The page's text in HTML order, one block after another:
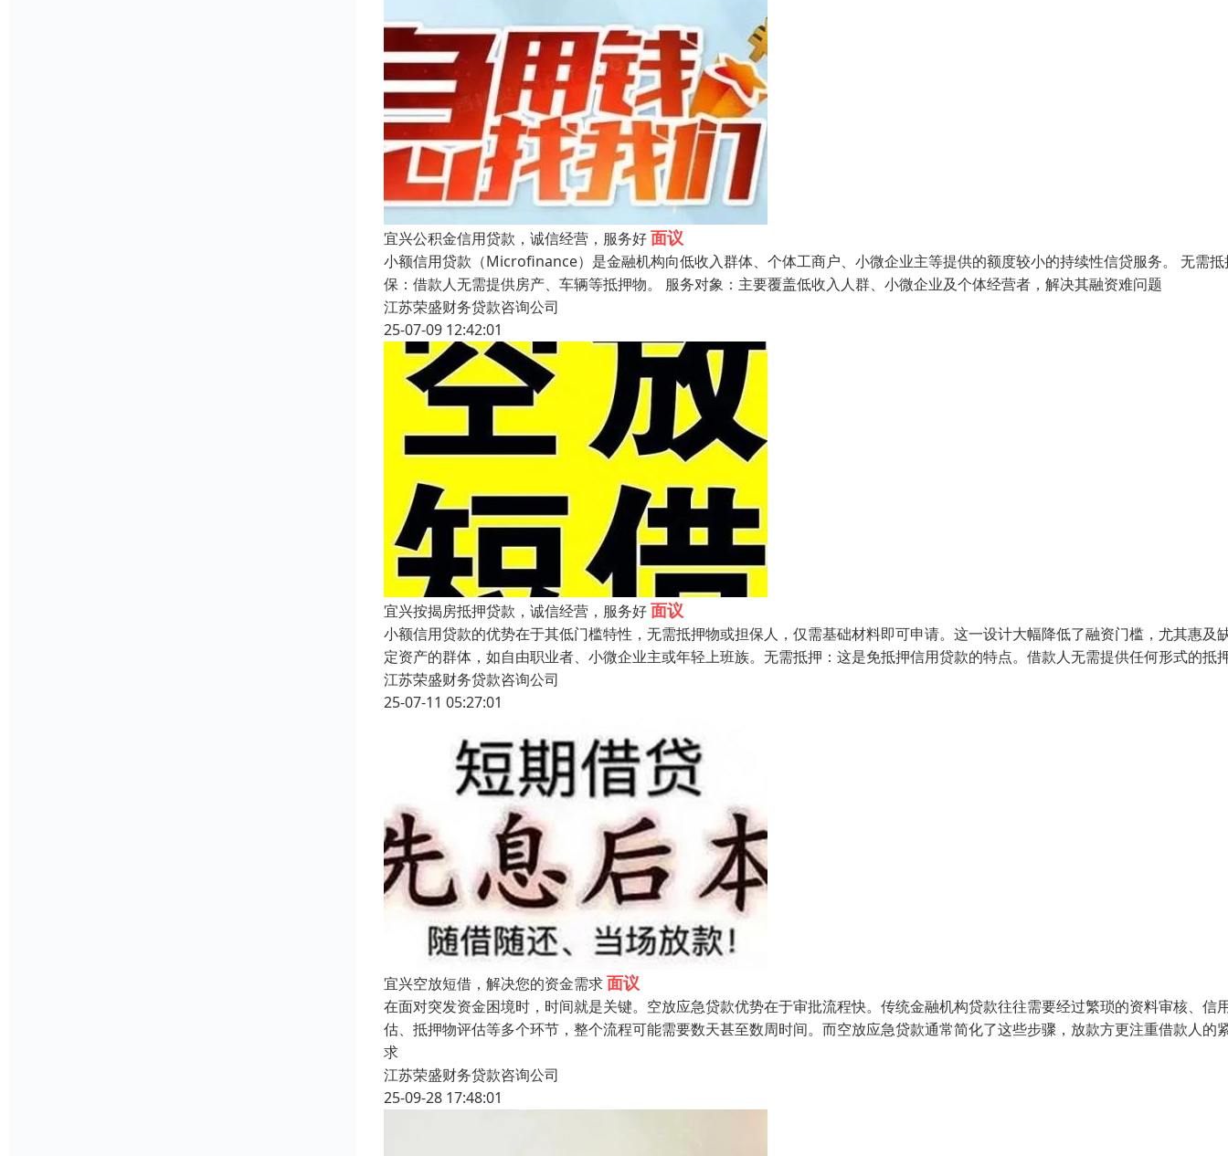
宜兴公积金信用贷款，诚信经营，服务好面议
小额信用贷款（Microfinance）是金融机构向低收入群体、个体工商户、小微企业主等提供的额度较小的持续性信贷服务。 无需抵
保：借款人无需提供房产、车辆等抵押物。 服务对象：主要覆盖低收入人群、小微企业及个体经营者，解决其融资难问题
江苏荣盛财务贷款咨询公司
25-07-09 12:42:01
宜兴按揭房抵押贷款，诚信经营，服务好面议
小额信用贷款的优势在于其低门槛特性，无需抵押物或担保人，仅需基础材料即可申请。这一设计大幅降低了融资门槛，尤其惠及
定资产的群体，如自由职业者、小微企业主或年轻上班族。无需抵押：这是免抵押信用贷款的特点。借款人无需提供任何形式的抵
江苏荣盛财务贷款咨询公司
25-07-11 05:27:01
宜兴空放短借，解决您的资金需求面议
在面对突发资金困境时，时间就是关键。空放应急贷款优势在于审批流程快。传统金融机构贷款往往需要经过繁琐的资料审核、信
估、抵押物评估等多个环节，整个流程可能需要数天甚至数周时间。而空放应急贷款通常简化了这些步骤，放款方更注重借款人的
求
江苏荣盛财务贷款咨询公司
25-09-28 17:48:01